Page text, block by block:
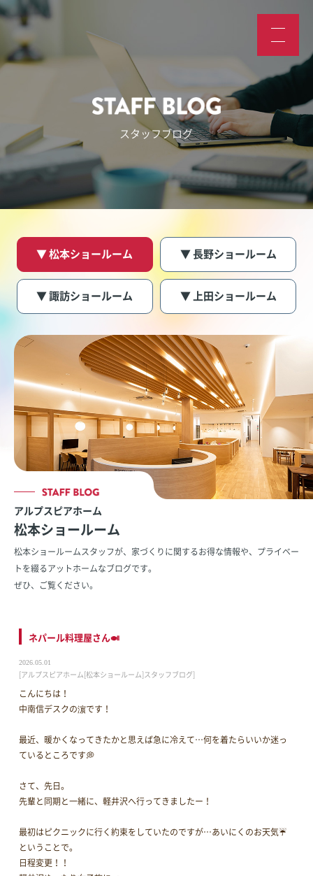
スタッフブログ
▼ 松本ショールーム ▼ 長野ショールーム
▼ 諏訪ショールーム ▼ 上田ショールーム
アルプスピアホーム
松本ショールーム
松本ショールームスタッフが、家づくりに関するお得な情報や、 プライベー
トを綴るアットホームなブログです。
ぜひ、ご覧ください。
ネパール料理屋さん🍛
2026.05.01
[アルプスピアホーム[松本ショールーム]スタッフブログ]
こんにちは！
中南信デスクの濵です！
最近、暖かくなってきたかと思えば急に冷えて…何を着たらいいか迷っ
ているところです💭
さて、先日。
先輩と同期と一緒に、軽井沢へ行ってきましたー！
最初はピクニックに行く約束をしていたのですが…あいにくのお天気☔
ということで。
日程変更！！